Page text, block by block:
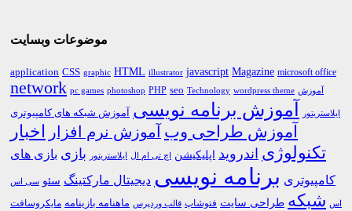
موضوعات وبسایت
application CSS graphic HTML illustrator javascript Magazine microsoft office
network pc games photoshop PHP seo Technology wordpress theme آموزش
ایلاستریتور آموزش برنامه نویسی آموزش شبکه های کامپیوتری
آموزش طراحی وب آموزش نرم افزار اخبار
تکنولوژی اندروید اپلیکیشن اچ تی ام ال ایلاستریتور بازی بازی های
کامپیوتری برنامه نویسی دیجیتال مارکتینگ سئو سی اس
اس شبکه طراحی سایت فتوشاپ قالب وردپرس ماهنامه بازینامه مایکروسافت